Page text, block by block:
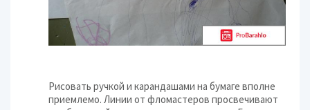
Рисовать ручкой и карандашами на бумаге вполне
приемлемо. Линии от фломастеров просвечивают